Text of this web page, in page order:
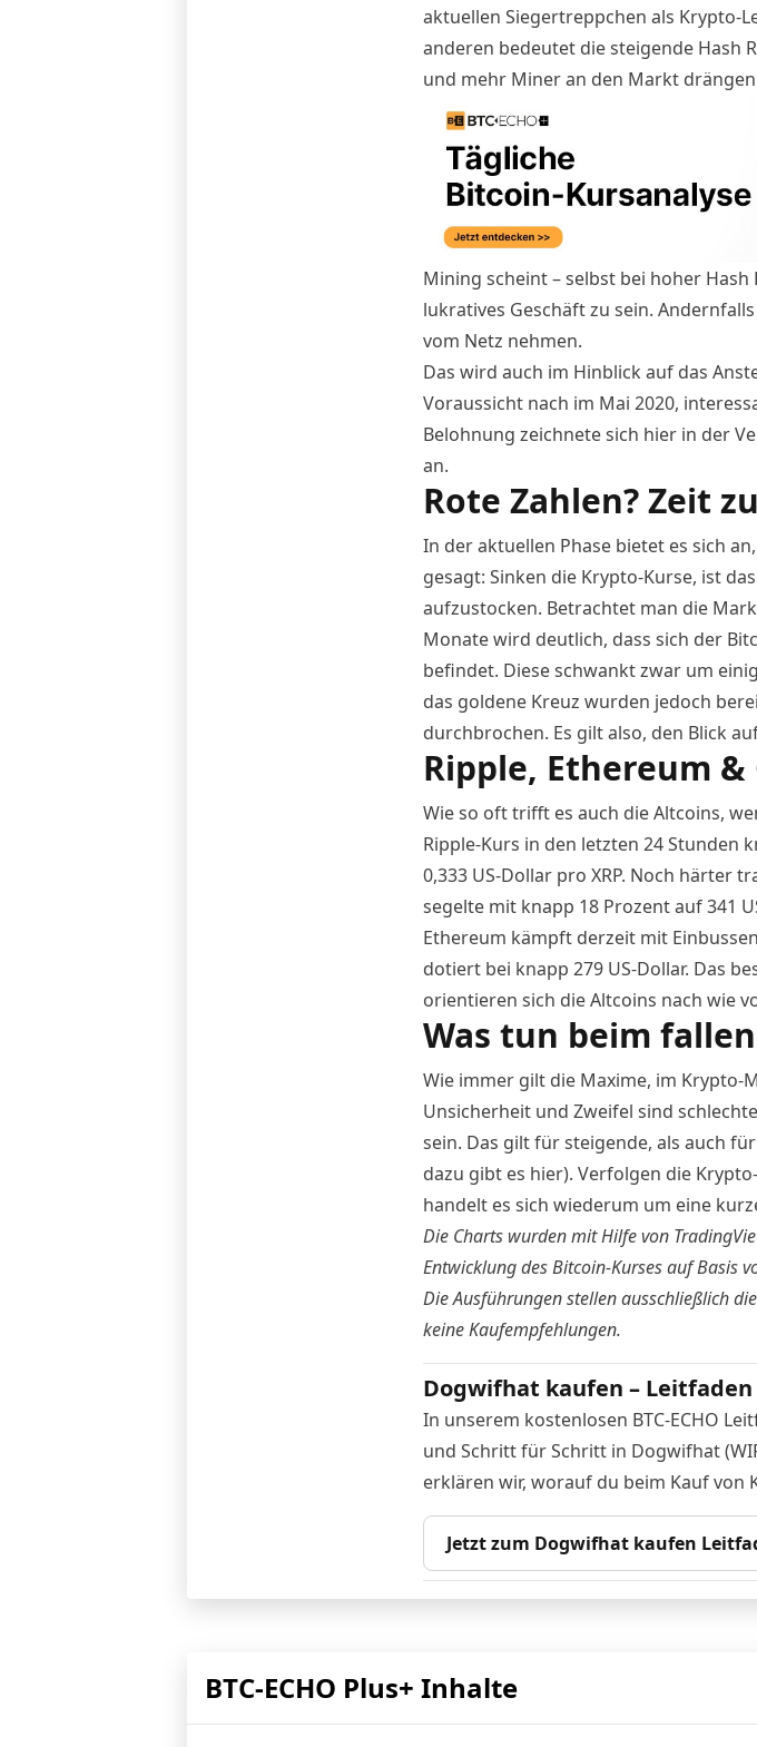
aktuellen Siegertreppchen als Krypto-
anderen bedeutet die steigende Hash
und mehr Miner an den Markt drängen
Mining scheint – selbst bei hoher Hash
lukratives Geschäft zu sein.
vom Netz nehmen.
Das wird auch im Hinblick auf das
Voraussicht nach im Mai 2020,
Belohnung zeichnete sich hier in der
an.
Rote Zahlen? Zeit
In der aktuellen Phase bietet es sich
gesagt: Sinken die Krypto-Kurse, ist
aufzustocken. Betrachtet man die
Monate wird deutlich, dass sich der
befindet. Diese schwankt zwar um
das goldene Kreuz wurden jedoch
durchbrochen. Es gilt also, den Blick
Ripple, Ethereum &
Wie so oft trifft es auch die Altcoins,
Ripple-Kurs in den letzten 24 Stunden
0,333 US-Dollar pro XRP. Noch härter
segelte mit knapp 18 Prozent auf 341
Ethereum kämpft derzeit mit
dotiert bei knapp 279 US-Dollar. Das
orientieren sich die Altcoins nach wie
Was tun beim
Wie immer gilt die Maxime, im Krypto-
Unsicherheit und Zweifel sind
sein. Das gilt für steigende, als auch
dazu gibt es hier). Verfolgen die
handelt es sich wiederum um eine
Die Charts wurden mit Hilfe von
Entwicklung des Bitcoin-Kurses auf Basis
Die Ausführungen stellen ausschließlich
keine Kaufempfehlungen.
Dogwifhat kaufen – Leitfaden
In unserem kostenlosen BTC-ECHO
und Schritt für Schritt in Dogwifhat
erklären wir, worauf du beim Kauf
Jetzt zum Dogwifhat kaufen
BTC-ECHO Plus+ Inhalte